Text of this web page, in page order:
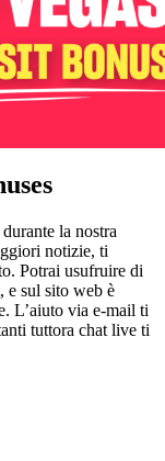
la nostra
notizie, ti
Potrai usufruire di
e sul sito web è
L’aiuto via e-mail ti
tuttora chat live ti